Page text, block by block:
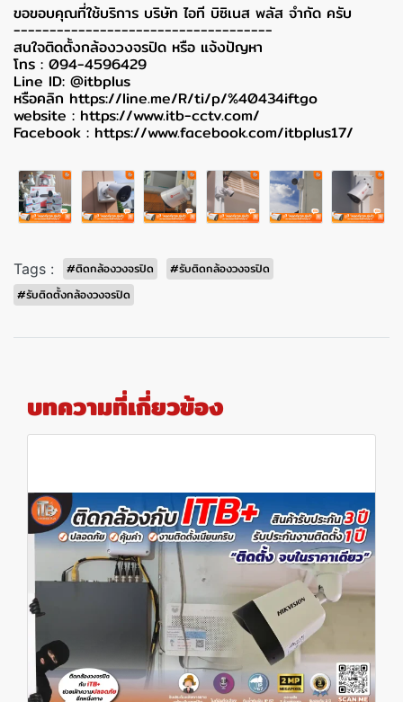
ขอขอบคุณที่ใช้บริการ บริษัท ไอที บิซิเนส พลัส จำกัด ครับ
------------------------------------
สนใจติดตั้งกล้องวงจรปิด หรือ แจ้งปัญหา
โทร : 094-4596429
Line ID: @itbplus
หรือคลิก https://line.me/R/ti/p/%40434iftgo
website : https://www.itb-cctv.com/
Facebook : https://www.facebook.com/itbplus17/
Tags : #ติดกล้องวงจรปิด
#รับติดกล้องวงจรปิด
#รับติดตั้งกล้องวงจรปิด
บทความที่เกี่ยวข้อง